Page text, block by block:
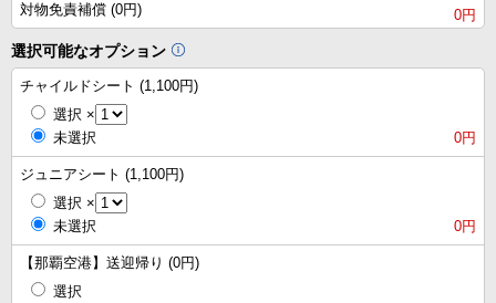
対物免責補償 (0円)
0円
選択可能なオプション
チャイルドシート (1,100円)
選択 ×
未選択
0円
ジュニアシート (1,100円)
選択 ×
未選択
0円
【那覇空港】送迎帰り (0円)
選択